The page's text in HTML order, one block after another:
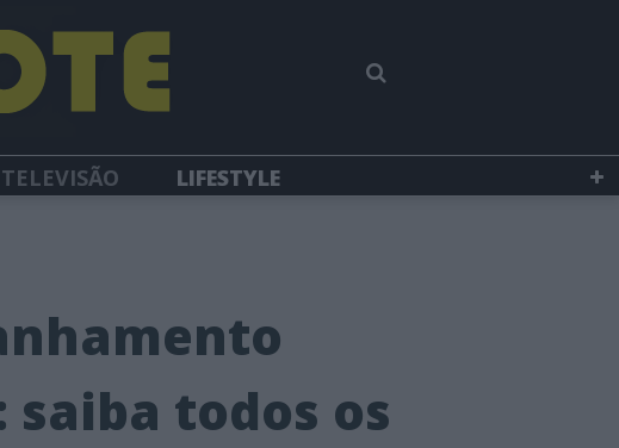
TELEVISÃO
LIFESTYLE
saiba todos os